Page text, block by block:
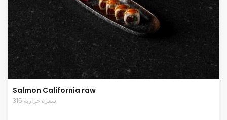
Salmon California raw
315 سعرة حرارية